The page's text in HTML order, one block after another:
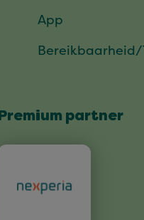
App
Premium partner